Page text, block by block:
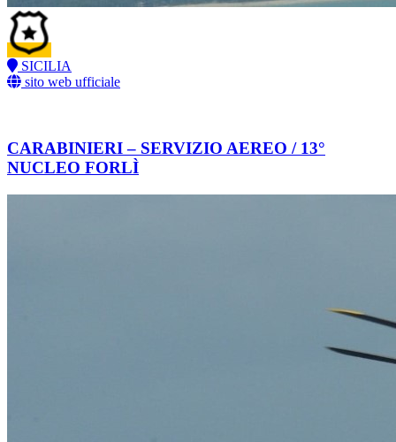
SICILIA
sito web ufficiale
CARABINIERI – SERVIZIO AEREO / 13°
NUCLEO FORLÌ